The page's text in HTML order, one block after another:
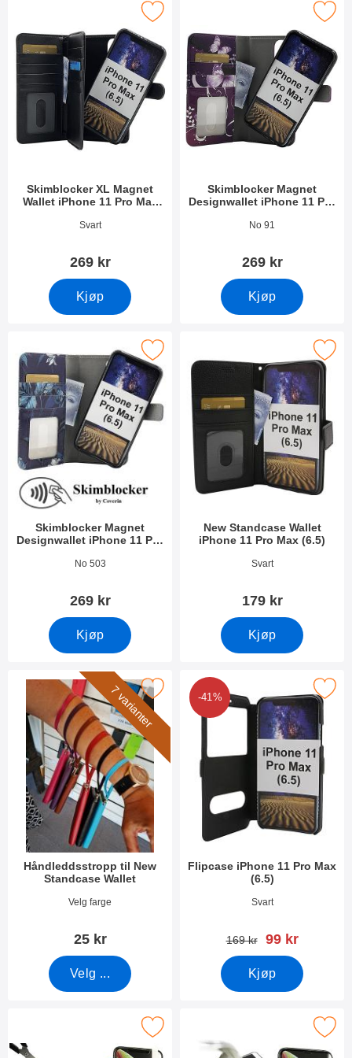
Skimblocker XL Magnet
Wallet iPhone 11 Pro Max
Varenummer 33682
Svart
269 kr
Kjøp
XL Magnet Wallet iPhone 11 Pro Max (6.5) som favoritt
Skimblocker Magnet
Designwallet iPhone 11 Pro
Varenummer 33679
No 91
269 kr
Kjøp
Merk skimblocker Magnet Designwallet
Skimblocker Magnet
Designwallet iPhone 11 Pro
Varenummer 33678
No 503
269 kr
Kjøp
Magnet Designwallet iPhone 11 Pro Max (6.5) som
New Standcase Wallet
iPhone 11 Pro Max (6.5)
Varenummer 33298
Svart
179 kr
Kjøp
Merk new Standcase Wallet iPhone
7 varianter
Håndleddsstropp til New
Standcase Wallet
Varenummer 40789
Velg farge
25 kr
Velg ...
håndleddsstropp til New Standcase Wallet som favoritt
-41%
Flipcase iPhone 11 Pro Max
(6.5)
Varenummer 33647
Svart
gammel pris
169 kr ny pris
99 kr
Kjøp
Merk flipcase iPhone 11 Pro
av glass iPhone 11 Pro Max (6.5) som favoritt
Merk full Frame Skjermbeskyttelse av glass